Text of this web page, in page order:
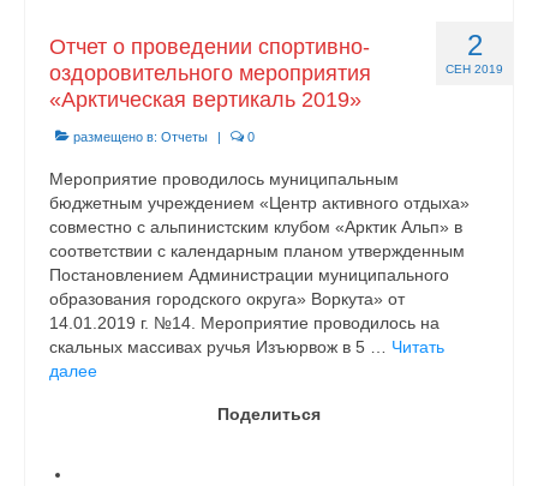
2
СЕН 2019
Отчет о проведении спортивно-
оздоровительного мероприятия
«Арктическая вертикаль 2019»
размещено в: Отчеты | 0
Мероприятие проводилось муниципальным
бюджетным учреждением «Центр активного отдыха»
совместно с альпинистским клубом «Арктик Альп» в
соответствии с календарным планом утвержденным
Постановлением Администрации муниципального
образования городского округа» Воркута» от
14.01.2019 г. №14. Мероприятие проводилось на
скальных массивах ручья Изъюрвож в 5 … Читать
далее
Поделиться